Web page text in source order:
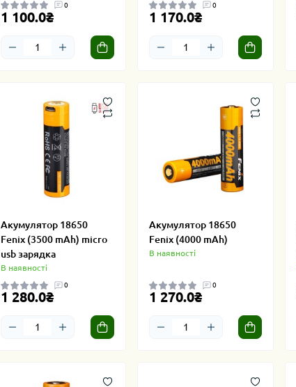
0
1 100.0₴
0
1 170.0₴
Акумулятор 18650
Fenix (3500 mAh) micro
usb зарядка
В наявності
0
1 280.0₴
Акумулятор 18650
Fenix (4000 mAh)
В наявності
0
1 270.0₴